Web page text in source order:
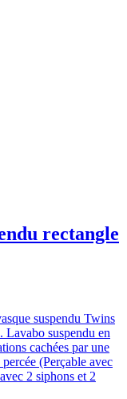
rectangle
suspendu Twins
Lavabo suspendu en
cachées par une
(Perçable avec
2 siphons et 2